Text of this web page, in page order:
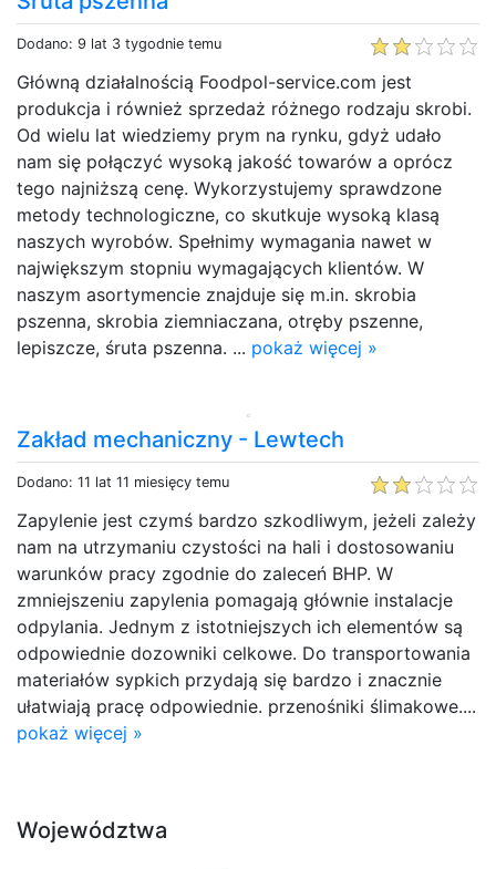
Dodano: 9 lat 3 tygodnie temu
Główną działalnością Foodpol-service.com jest
produkcja i również sprzedaż różnego rodzaju skrobi.
Od wielu lat wiedziemy prym na rynku, gdyż udało
nam się połączyć wysoką jakość towarów a oprócz
tego najniższą cenę. Wykorzystujemy sprawdzone
metody technologiczne, co skutkuje wysoką klasą
naszych wyrobów. Spełnimy wymagania nawet w
największym stopniu wymagających klientów. W
naszym asortymencie znajduje się m.in. skrobia
pszenna, skrobia ziemniaczana, otręby pszenne,
lepiszcze, śruta pszenna. ... pokaż więcej »
Zakład mechaniczny - Lewtech
Dodano: 11 lat 11 miesięcy temu
Zapylenie jest czymś bardzo szkodliwym, jeżeli zależy
nam na utrzymaniu czystości na hali i dostosowaniu
warunków pracy zgodnie do zaleceń BHP. W
zmniejszeniu zapylenia pomagają głównie instalacje
odpylania. Jednym z istotniejszych ich elementów są
odpowiednie dozowniki celkowe. Do transportowania
materiałów sypkich przydają się bardzo i znacznie
ułatwiają pracę odpowiednie. przenośniki ślimakowe....
pokaż więcej »
Województwa